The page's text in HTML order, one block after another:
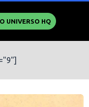
UNIVERSO HQ